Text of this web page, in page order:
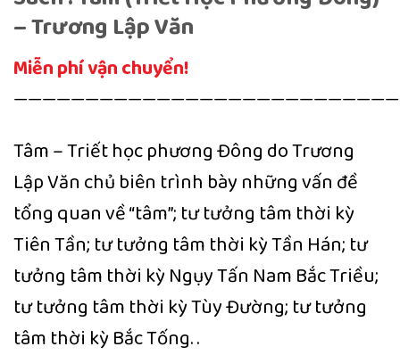
– Trương Lập Văn
Miễn phí vận chuyển!
Tâm – Triết học phương Đông do Trương
Lập Văn chủ biên trình bày những vấn đề
tổng quan về “tâm”; tư tưởng tâm thời kỳ
Tiên Tần; tư tưởng tâm thời kỳ Tần Hán; tư
tưởng tâm thời kỳ Ngụy Tấn Nam Bắc Triều;
tư tưởng tâm thời kỳ Tùy Đường; tư tưởng
tâm thời kỳ Bắc Tống. .